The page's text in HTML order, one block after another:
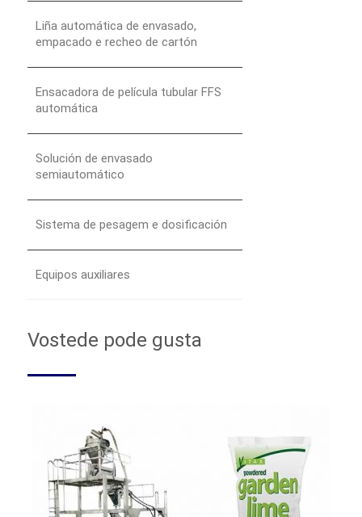
Liña automática de envasado,
empacado e recheo de cartón
Ensacadora de película tubular FFS
automática
Solución de envasado
semiautomático
Sistema de pesagem e dosificación
Equipos auxiliares
Vostede pode gusta